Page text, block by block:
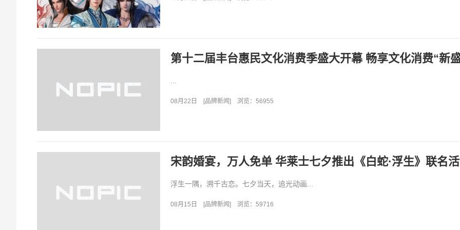
第十二届丰台惠民文化消费季盛大开幕 畅享文化消费“新
08月22日 [品牌新闻] 浏览：56955
宋韵婚宴，万人免单 华莱士七夕推出《白蛇·浮生》联名
浮生一隅，溯千古恋。七夕当天，追光动画...
08月15日 [品牌新闻] 浏览：59716